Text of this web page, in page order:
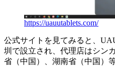
https://uauutablets.com/
公式サイトを見てみると、
圳で設立され、代理店はシン
省（中国）、湖南省（中国）